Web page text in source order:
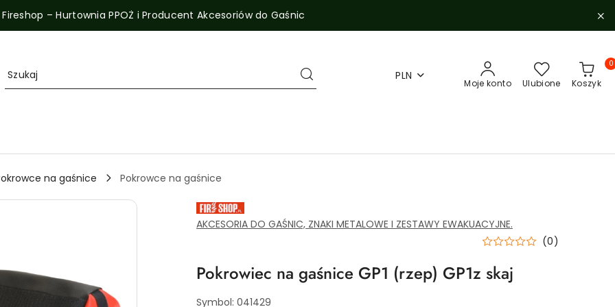
Fireshop – Hurtownia PPOŻ i Producent Akcesoriów do Gaśnic
PLN
Moje konto Ulubione Koszyk
0
na gaśnice
Pokrowce na gaśnice
SPRZĘT
PPOŻ,
WYPOSAŻENIE
I
GAŚNIC.
ZAOPTRZENIE
I
AKCESORIA DO GAŚNIC, ZNAKI METALOWE I ZESTAWY EWAKUACYJNE.
(0)
Pokrowiec na gaśnice GP1 (rzep) GP1z skaj
Symbol: 041429